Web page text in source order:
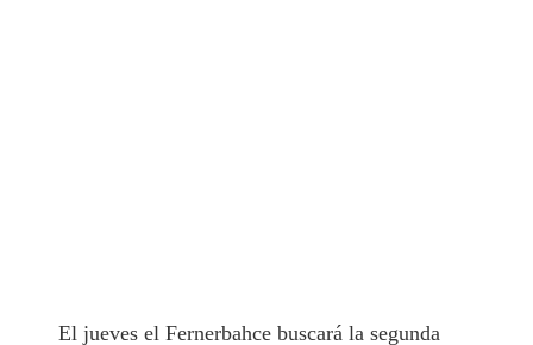
El jueves el Fernerbahce buscará la segunda